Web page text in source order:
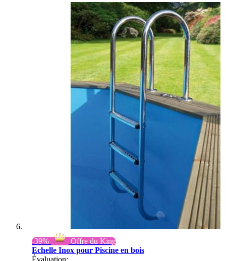
-39%
Offre du King
Echelle Inox pour Piscine en bois
Évaluation: